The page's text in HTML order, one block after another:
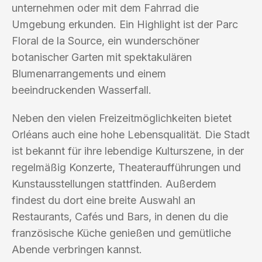
unternehmen oder mit dem Fahrrad die
Umgebung erkunden. Ein Highlight ist der Parc
Floral de la Source, ein wunderschöner
botanischer Garten mit spektakulären
Blumenarrangements und einem
beeindruckenden Wasserfall.
Neben den vielen Freizeitmöglichkeiten bietet
Orléans auch eine hohe Lebensqualität. Die Stadt
ist bekannt für ihre lebendige Kulturszene, in der
regelmäßig Konzerte, Theateraufführungen und
Kunstausstellungen stattfinden. Außerdem
findest du dort eine breite Auswahl an
Restaurants, Cafés und Bars, in denen du die
französische Küche genießen und gemütliche
Abende verbringen kannst.